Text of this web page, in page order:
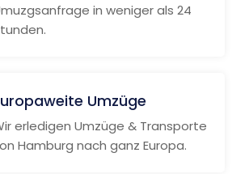
in weniger als 24
Umzüge
erledigen Umzüge & Transporte
Hamburg nach ganz Europa.